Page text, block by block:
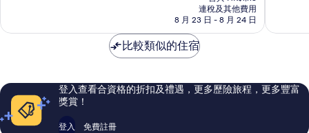
德
完
評
價
篇
評
HK$989
連稅及其他費用
8 月 23 日 - 8 月 24 日
店
格
雷
完
評
價
比較類似的住宿
登入查看合資格的折扣及禮遇，更多歷險旅程，更多豐富
獎賞！
登入 免費註冊